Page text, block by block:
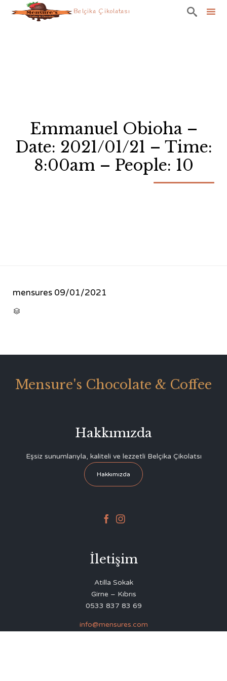
Belçika Çikolatası 
Emmanuel Obioha –
Date: 2021/01/21 – Time:
8:00am – People: 10
mensures 09/01/2021

Mensure's Chocolate & Coffee
Hakkımızda
Eşsiz sunumlarıyla, kaliteli ve lezzetli Belçika Çikolatsı
Hakkımızda
 
İletişim
Atilla Sokak
Girne – Kıbrıs
0533 837 83 69
info@mensures.com